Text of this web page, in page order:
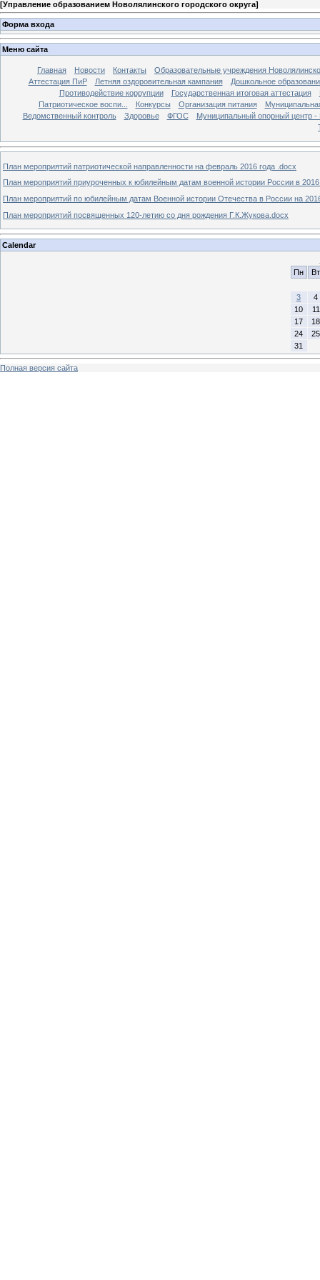
[Управление образованием Новолялинского городского округа]
Форма входа
Меню сайта
Главная Новости Контакты
Образовательные учреждения
Аттестация ПиР
Летняя оздоровительная кампания
Дошкольное
Противодействие коррупции
Государственная итоговая аттестация
Патриотическое воспи...
Конкурсы Организация питания
Ведомственный контроль
Здоровье ФГОС
Муниципальный опорный центр
План мероприятий патриотической направленности на февраль 2016 года .docx
План мероприятий приуроченных к юбилейным датам военной истории России в 2016
План мероприятий по юбилейным датам Военной истории Отечества в России на
План мероприятий посвященных 120-летию со дня рождения Г.К.Жукова.docx
Calendar
Пн
Вт
3
4
10
11
17
18
24
25
31
Полная версия сайта